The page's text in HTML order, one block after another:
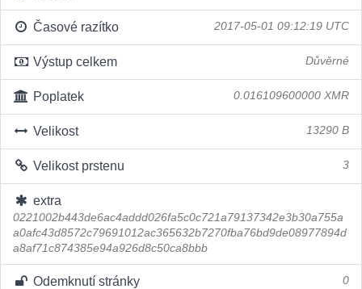
Časové razítko 2017-05-01 09:12:19 UTC
Výstup celkem Důvěrné
Poplatek 0.016109600000 XMR
Velikost 13290 B
Velikost prstenu 3
extra
0221002b443de6ac4addd026fa5c0c721a79137342e3b30a755a
a0afc43d8572c79691012ac365632b7270fba76bd9de08977894d
a8af71c874385e94a926d8c50ca8bbb
Odemknutí stránky 0